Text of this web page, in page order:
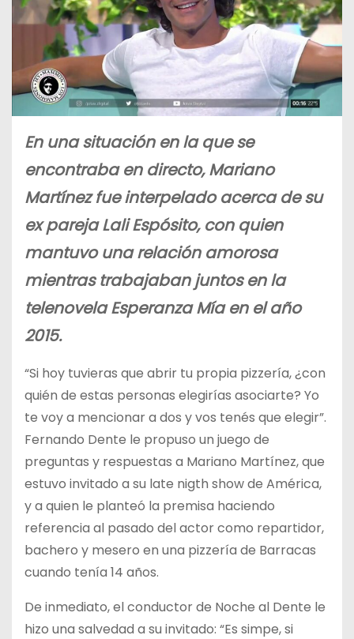
En una situación en la que se
encontraba en directo, Mariano
Martínez fue interpelado acerca de su
ex pareja Lali Espósito, con quien
mantuvo una relación amorosa
mientras trabajaban juntos en la
telenovela Esperanza Mía en el año
2015.
“Si hoy tuvieras que abrir tu propia pizzería, ¿con
quién de estas personas elegirías asociarte? Yo
te voy a mencionar a dos y vos tenés que elegir”.
Fernando Dente le propuso un juego de
preguntas y respuestas a Mariano Martínez, que
estuvo invitado a su late nigth show de América,
y a quien le planteó la premisa haciendo
referencia al pasado del actor como repartidor,
bachero y mesero en una pizzería de Barracas
cuando tenía 14 años.
De inmediato, el conductor de Noche al Dente le
hizo una salvedad a su invitado: “Es simpe, si